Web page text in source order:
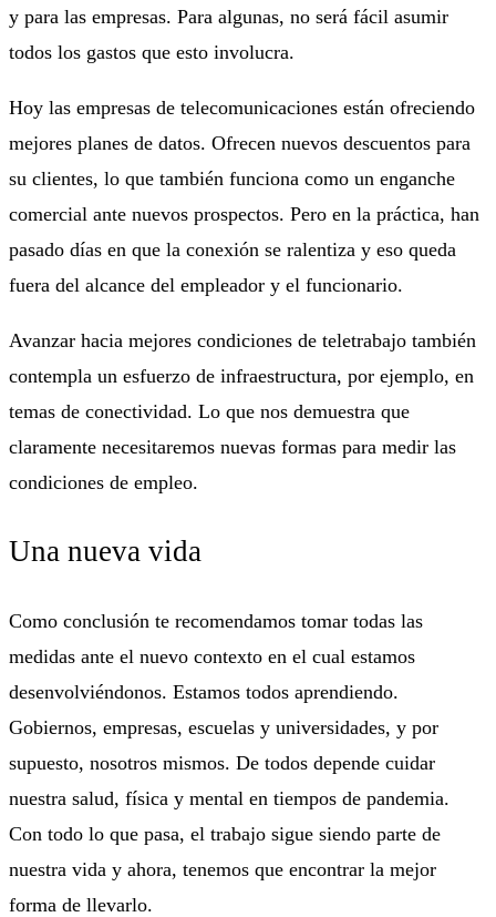
y para las empresas. Para algunas, no será fácil asumir
todos los gastos que esto involucra.
Hoy las empresas de telecomunicaciones están ofreciendo
mejores planes de datos. Ofrecen nuevos descuentos para
su clientes, lo que también funciona como un enganche
comercial ante nuevos prospectos. Pero en la práctica, han
pasado días en que la conexión se ralentiza y eso queda
fuera del alcance del empleador y el funcionario.
Avanzar hacia mejores condiciones de teletrabajo también
contempla un esfuerzo de infraestructura, por ejemplo, en
temas de conectividad. Lo que nos demuestra que
claramente necesitaremos nuevas formas para medir las
condiciones de empleo.
Una nueva vida
Como conclusión te recomendamos tomar todas las
medidas ante el nuevo contexto en el cual estamos
desenvolviéndonos. Estamos todos aprendiendo.
Gobiernos, empresas, escuelas y universidades, y por
supuesto, nosotros mismos. De todos depende cuidar
nuestra salud, física y mental en tiempos de pandemia.
Con todo lo que pasa, el trabajo sigue siendo parte de
nuestra vida y ahora, tenemos que encontrar la mejor
forma de llevarlo.